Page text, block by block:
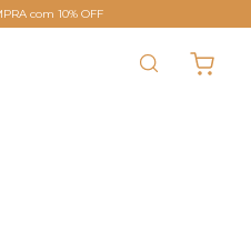
com 10% OFF